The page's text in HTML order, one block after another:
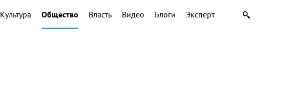
Культура Общество Власть Видео Блоги Эксперт